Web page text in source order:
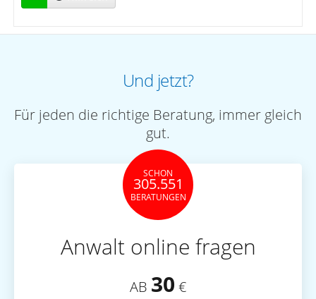
Und jetzt?
Für jeden die richtige Beratung, immer gleich
gut.
SCHON
305.551
BERATUNGEN
Anwalt online fragen
AB 30 €